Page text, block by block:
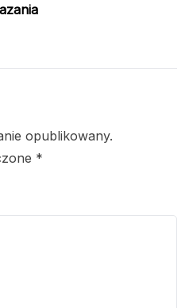
opublikowany.
*